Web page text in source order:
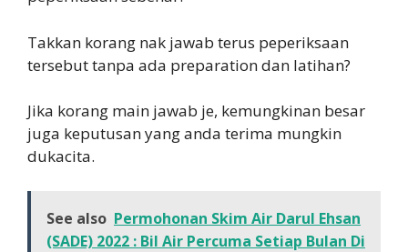
Takkan korang nak jawab terus peperiksaan
tersebut tanpa ada preparation dan latihan?
Jika korang main jawab je, kemungkinan besar
juga keputusan yang anda terima mungkin
dukacita.
See also Permohonan Skim Air Darul Ehsan
(SADE) 2022 : Bil Air Percuma Setiap Bulan Di